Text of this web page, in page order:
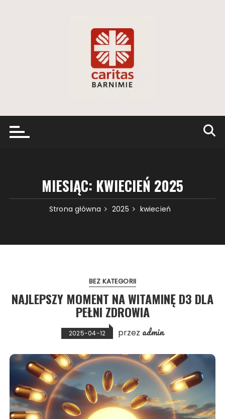
MIESIĄC: KWIECIEŃ 2025
Strona główna 2025 kwiecień
BEZ KATEGORII
NAJLEPSZY MOMENT NA WITAMINĘ D3 DLA
PEŁNI ZDROWIA
2025-04-12 przez admin